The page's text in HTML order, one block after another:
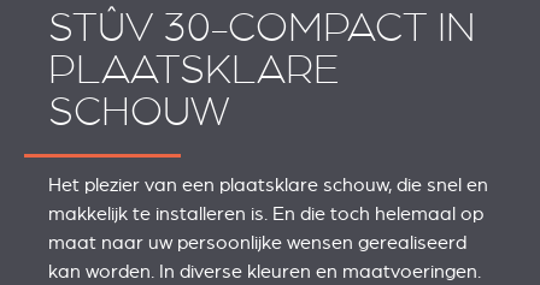
STÛV 30-COMPACT IN
PLAATSKLARE
SCHOUW
Het plezier van een plaatsklare schouw, die snel en
makkelijk te installeren is. En die toch helemaal op
maat naar uw persoonlijke wensen gerealiseerd
kan worden. In diverse kleuren en maatvoeringen.